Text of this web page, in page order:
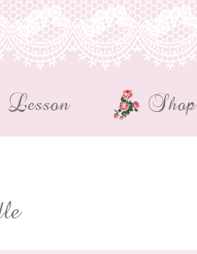
Lesson Shop